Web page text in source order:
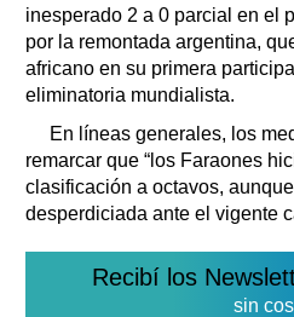
inesperado 2 a 0 parcial en el
por la remontada argentina,
africano en su primera
eliminatoria mundialista.
En líneas generales, los
remarcar que “los Faraones
clasificación a octavos,
desperdiciada ante el vigente
Recibí los
sin